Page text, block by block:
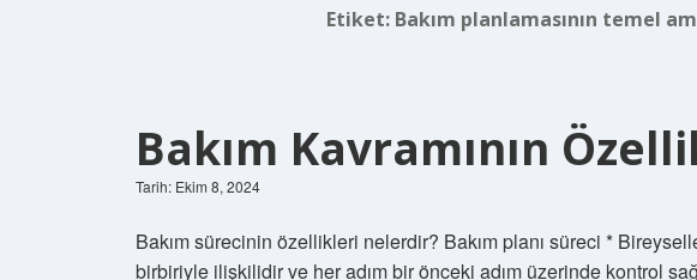
Etiket: Bakım planlamasının temel
Bakım Kavramının
Tarih: Ekim 8, 2024
Bakım sürecinin özellikleri nelerdir? Bakım planı süreci *
birbiriyle ilişkilidir ve her adım bir önceki adım üzerinde kontrol